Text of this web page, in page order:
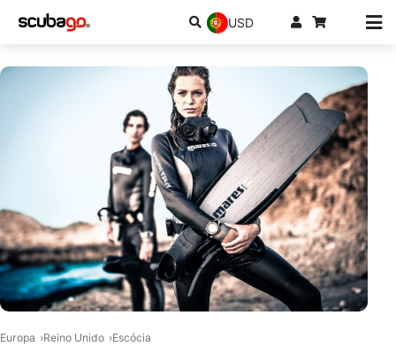
USD
Europa Reino Unido Escócia